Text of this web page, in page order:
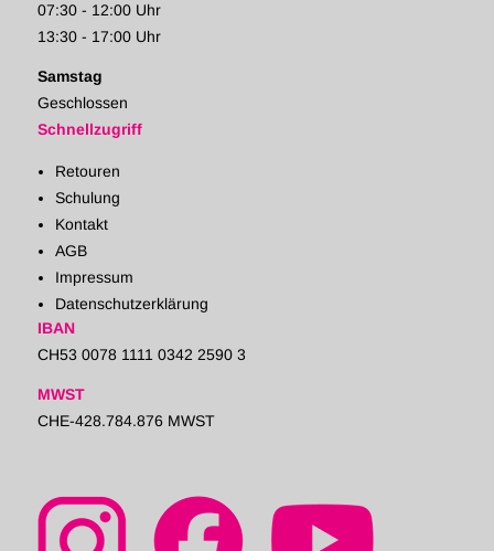
07:30 - 12:00 Uhr
13:30 - 17:00 Uhr
Samstag
Geschlossen
Schnellzugriff
Retouren
Schulung
Kontakt
AGB
Impressum
Datenschutzerklärung
IBAN
CH53 0078 1111 0342 2590 3
MWST
CHE-428.784.876 MWST